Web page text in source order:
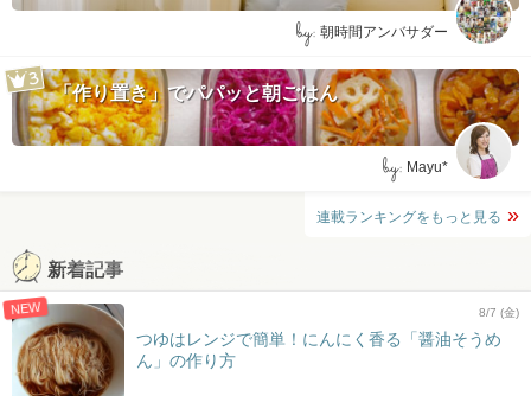
by: 朝時間アンバサダー
「作り置き」でパパッと朝ごはん
by: Mayu*
連載ランキングをもっと見る
新着記事
NEW 8/7 (金)
つゆはレンジで簡単！にんにく香る「醤油そうめ
ん」の作り方